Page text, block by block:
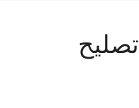
كراج كهرباء سيارة كرنفال 69622745 تصليح